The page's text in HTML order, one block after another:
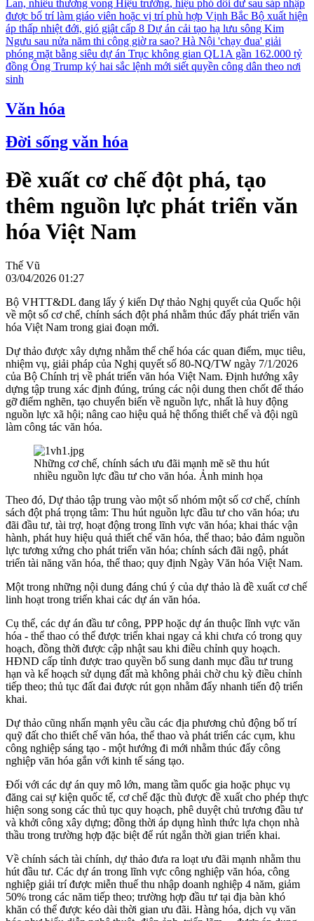
Lan, nhiều thương vong Hiệu trưởng, hiệu phó dôi dư sau sáp nhập
được bố trí làm giáo viên hoặc vị trí phù hợp Vịnh Bắc Bộ xuất hiện
áp thấp nhiệt đới, gió giật cấp 8 Dự án cải tạo hạ lưu sông Kim
Ngưu sau nửa năm thi công giờ ra sao? Hà Nội 'chạy đua' giải
phóng mặt bằng siêu dự án Trục không gian QL1A gần 162.000 tỷ
đồng Ông Trump ký hai sắc lệnh mới siết quyền công dân theo nơi
sinh
Văn hóa
Đời sống văn hóa
Đề xuất cơ chế đột phá, tạo
thêm nguồn lực phát triển văn
hóa Việt Nam
Thế Vũ
03/04/2026 01:27
Bộ VHTT&DL đang lấy ý kiến Dự thảo Nghị quyết của Quốc hội
về một số cơ chế, chính sách đột phá nhằm thúc đẩy phát triển văn
hóa Việt Nam trong giai đoạn mới.
Dự thảo được xây dựng nhằm thể chế hóa các quan điểm, mục tiêu,
nhiệm vụ, giải pháp của Nghị quyết số 80-NQ/TW ngày 7/1/2026
của Bộ Chính trị về phát triển văn hóa Việt Nam. Định hướng xây
dựng tập trung xác định đúng, trúng các nội dung then chốt để tháo
gỡ điểm nghẽn, tạo chuyển biến về nguồn lực, nhất là huy động
nguồn lực xã hội; nâng cao hiệu quả hệ thống thiết chế và đội ngũ
làm công tác văn hóa.
Những cơ chế, chính sách ưu đãi mạnh mẽ sẽ thu hút
nhiều nguồn lực đầu tư cho văn hóa. Ảnh minh họa
Theo đó, Dự thảo tập trung vào một số nhóm một số cơ chế, chính
sách đột phá trọng tâm: Thu hút nguồn lực đầu tư cho văn hóa; ưu
đãi đầu tư, tài trợ, hoạt động trong lĩnh vực văn hóa; khai thác vận
hành, phát huy hiệu quả thiết chế văn hóa, thể thao; bảo đảm nguồn
lực tương xứng cho phát triển văn hóa; chính sách đãi ngộ, phát
triển tài năng văn hóa, thể thao; quy định Ngày Văn hóa Việt Nam.
Một trong những nội dung đáng chú ý của dự thảo là đề xuất cơ chế
linh hoạt trong triển khai các dự án văn hóa.
Cụ thể, các dự án đầu tư công, PPP hoặc dự án thuộc lĩnh vực văn
hóa - thể thao có thể được triển khai ngay cả khi chưa có trong quy
hoạch, đồng thời được cập nhật sau khi điều chỉnh quy hoạch.
HĐND cấp tỉnh được trao quyền bổ sung danh mục đầu tư trung
hạn và kế hoạch sử dụng đất mà không phải chờ chu kỳ điều chỉnh
tiếp theo; thủ tục đất đai được rút gọn nhằm đẩy nhanh tiến độ triển
khai.
Dự thảo cũng nhấn mạnh yêu cầu các địa phương chủ động bố trí
quỹ đất cho thiết chế văn hóa, thể thao và phát triển các cụm, khu
công nghiệp sáng tạo - một hướng đi mới nhằm thúc đẩy công
nghiệp văn hóa gắn với kinh tế sáng tạo.
Đối với các dự án quy mô lớn, mang tầm quốc gia hoặc phục vụ
đăng cai sự kiện quốc tế, cơ chế đặc thù được đề xuất cho phép thực
hiện song song các thủ tục quy hoạch, phê duyệt chủ trương đầu tư
và khởi công xây dựng; đồng thời áp dụng hình thức lựa chọn nhà
thầu trong trường hợp đặc biệt để rút ngắn thời gian triển khai.
Về chính sách tài chính, dự thảo đưa ra loạt ưu đãi mạnh nhằm thu
hút đầu tư. Các dự án trong lĩnh vực công nghiệp văn hóa, công
nghiệp giải trí được miễn thuế thu nhập doanh nghiệp 4 năm, giảm
50% trong các năm tiếp theo; trường hợp đầu tư tại địa bàn khó
khăn có thể được kéo dài thời gian ưu đãi. Hàng hóa, dịch vụ văn